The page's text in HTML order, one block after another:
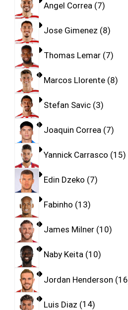
Angel Correa 7
Jose Gimenez 8
Thomas Lemar 7
Marcos Llorente 8
Stefan Savic 3
Joaquin Correa 7
Yannick Carrasco 15
Edin Dzeko 7
Fabinho 13
James Milner 10
Naby Keita 10
Jordan Henderson 16
Luis Diaz 14